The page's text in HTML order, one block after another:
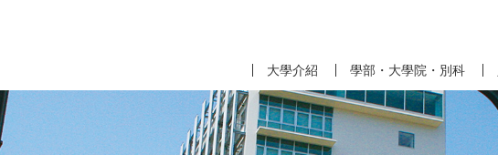
大學介紹 學部・大學院・別科